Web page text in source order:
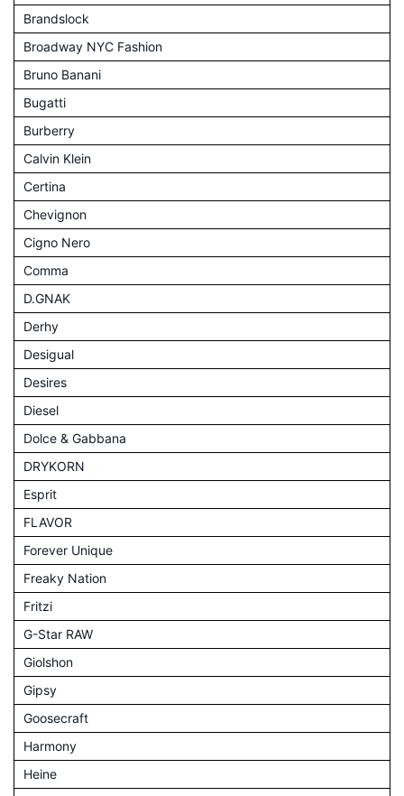
Brandslock
Broadway NYC Fashion
Bruno Banani
Bugatti
Burberry
Calvin Klein
Certina
Chevignon
Cigno Nero
Comma
D.GNAK
Derhy
Desigual
Desires
Diesel
Dolce & Gabbana
DRYKORN
Esprit
FLAVOR
Forever Unique
Freaky Nation
Fritzi
G-Star RAW
Giolshon
Gipsy
Goosecraft
Harmony
Heine